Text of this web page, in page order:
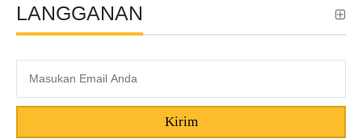
LANGGANAN
Kirim